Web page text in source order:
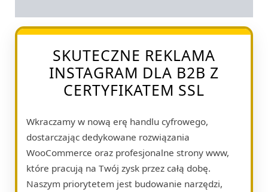
SKUTECZNE REKLAMA
INSTAGRAM DLA B2B Z
CERTYFIKATEM SSL
Wkraczamy w nową erę handlu cyfrowego,
dostarczając dedykowane rozwiązania
WooCommerce oraz profesjonalne strony www,
które pracują na Twój zysk przez całą dobę.
Naszym priorytetem jest budowanie narzędzi,